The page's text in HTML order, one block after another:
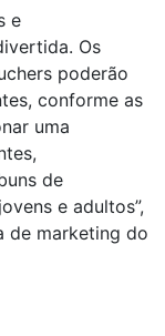
e
Os
poderão
conforme as
uma
de
e adultos”,
de marketing do